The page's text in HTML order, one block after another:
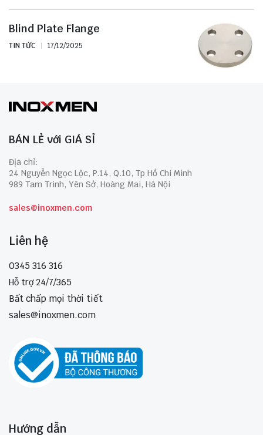
Blind Plate Flange
TIN TỨC 17/12/2025
BÁN LẺ với GIÁ SỈ
Địa chỉ:
24 Nguyễn Ngọc Lộc, P.14, Q.10, Tp Hồ Chí Minh
989 Tam Trinh, Yên Sở, Hoàng Mai, Hà Nội
sales@inoxmen.com
Liên hệ
0345 316 316
Hỗ trợ 24/7/365
Bất chấp mọi thời tiết
sales@inoxmen.com
Hướng dẫn